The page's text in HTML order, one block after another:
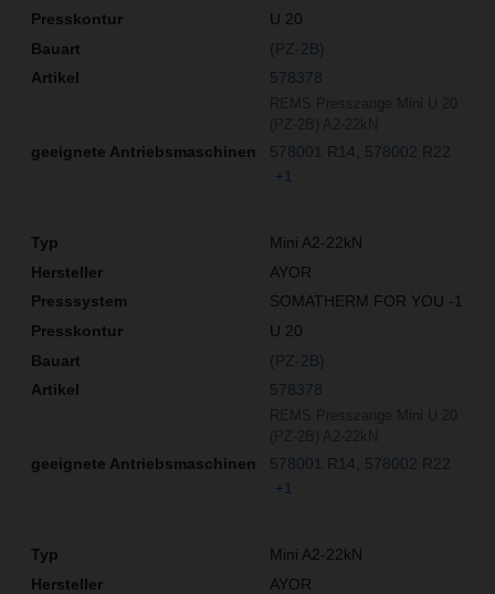
U 20
(PZ-2B)
578378
578001 R14
578002 R22
+1
Mini A2-22kN
AYOR
SOMATHERM FOR YOU -1
U 20
(PZ-2B)
578378
578001 R14
578002 R22
+1
Mini A2-22kN
AYOR